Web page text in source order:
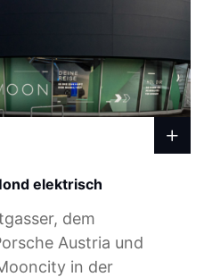
elektrisch
dem
Austria und
in der